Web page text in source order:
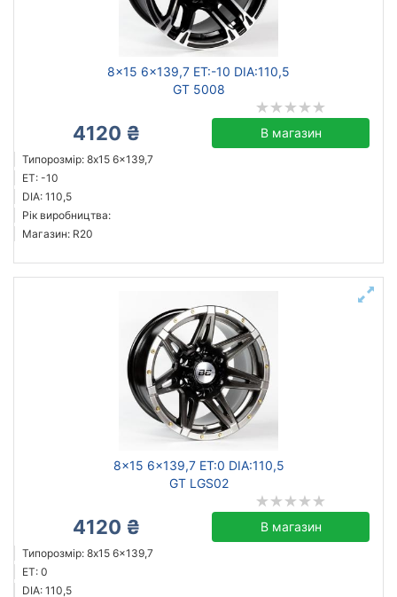
8x15 6x139,7 ET:-10 DIA:110,5
GT 5008
4120 ₴ В магазин
Типорозмір: 8x15 6x139,7
ET: -10
DIA: 110,5
Рік виробництва:
Магазин: R20
8x15 6x139,7 ET:0 DIA:110,5
GT LGS02
4120 ₴ В магазин
Типорозмір: 8x15 6x139,7
ET: 0
DIA: 110,5